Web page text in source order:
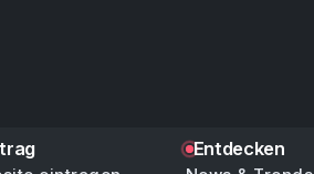
Entdecken